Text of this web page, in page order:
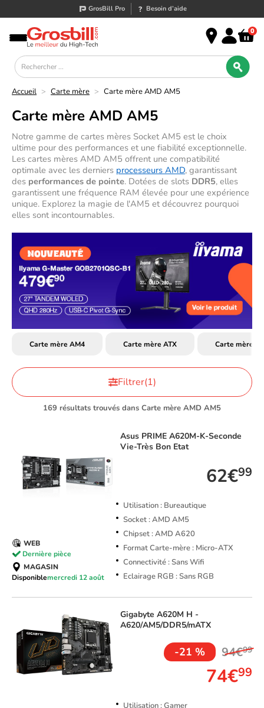
GrosBill Pro Besoin d’aide
0
Accueil > Carte mère > Carte mère AMD AM5
Carte mère AMD AM5
Notre gamme de cartes mères Socket AM5 est le choix
ultime pour des performances et une fiabilité exceptionnelle.
Les cartes mères AMD AM5 offrent une compatibilité
optimale avec les derniers processeurs AMD, garantissant
des performances de pointe. Dotées de slots DDR5, elles
garantissent une fréquence RAM élevée pour une expérience
unique. Explorez la magie de l'AM5 et découvrez pourquoi
elles sont incontournables.
Carte mère AM4 Carte mère ATX Carte mère
169 résultats trouvés dans Carte mère AMD AM5
Filtrer(1)
Asus PRIME A620M-K-Seconde
Vie-Très Bon Etat
62€99
Utilisation : Bureautique
Socket : AMD AM5
Chipset : AMD A620
Format Carte-mère : Micro-ATX
Connectivité : Sans Wifi
Eclairage RGB : Sans RGB
WEB
Dernière pièce
MAGASIN
Disponiblemercredi 12 août
Gigabyte A620M H -
A620/AM5/DDR5/mATX
-21 % 94€99
74€99
Utilisation : Gamer